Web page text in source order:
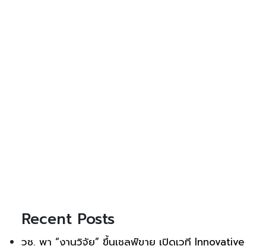
Recent Posts
วช. พา “งานวิจัย” ขึ้นเชลฟ์ขาย เปิดเวที Innovative